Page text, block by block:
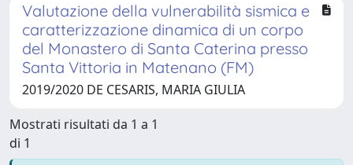
Valutazione della vulnerabilità sismica e
caratterizzazione dinamica di un corpo
del Monastero di Santa Caterina presso
Santa Vittoria in Matenano (FM)
2019/2020 DE CESARIS, MARIA GIULIA
Mostrati risultati da 1 a 1
di 1